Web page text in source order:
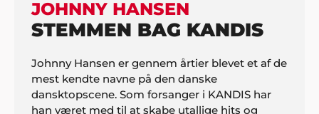
JOHNNY HANSEN
STEMMEN BAG KANDIS
Johnny Hansen er gennem årtier blevet et af de
mest kendte navne på den danske
dansktopscene. Som forsanger i KANDIS har
han været med til at skabe utallige hits og